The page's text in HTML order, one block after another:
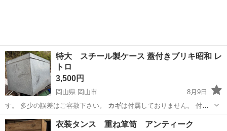
特大 スチール製ケース 蓋付きブリキ昭和 レ
トロ
3,500円
岡山県 岡山市
8月9日
す。 多少の誤差はご容赦下さい。 カギは付属しておりません。 付属
品は画像…
岡山 岡山市 その他 ブリキ
衣装タンス 重ね箪笥 アンティーク